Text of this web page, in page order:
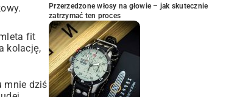
fit
kolację,
mnie dziś
Przerzedzone włosy na głowie – jak skutecznie
zatrzymać ten proces